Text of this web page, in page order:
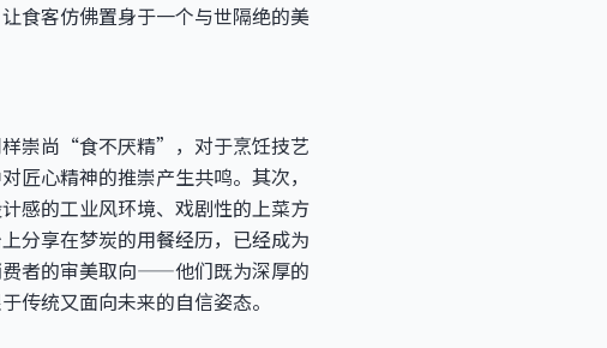
食客仿佛置身于一个与世隔绝的美
样崇尚“食不厌精”，对于烹饪技艺
匠心精神的推崇产生共鸣。其次，
感的工业风环境、戏剧性的上菜方
分享在梦炭的用餐经历，已经成为
者的审美取向——他们既为深厚的
传统又面向未来的自信姿态。